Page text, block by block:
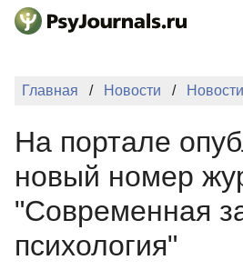
Перейти к основному содержанию
НОВОСТИ
ПОДАТЬ
КЛЮЧЕВЫЕ
Регистрация
Главная Новости
На портале
новый номер
"Современная
психология"